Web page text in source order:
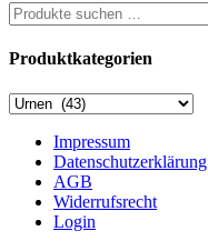
Suchen
nach:
Produktkategorien
Impressum
Datenschutzerklärung
AGB
Widerrufsrecht
Login